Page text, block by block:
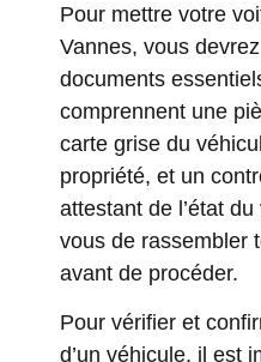
Pour mettre votre
Vannes, vous
documents
comprennent une
carte grise du
propriété, et un
attestant de l’état
vous de rassembler
avant de procéder.
Pour vérifier et
d’un véhicule, il est